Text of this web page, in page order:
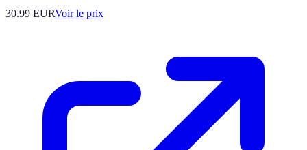
30.99 EURVoir le prix